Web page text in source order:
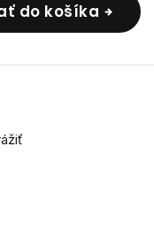
do košíka